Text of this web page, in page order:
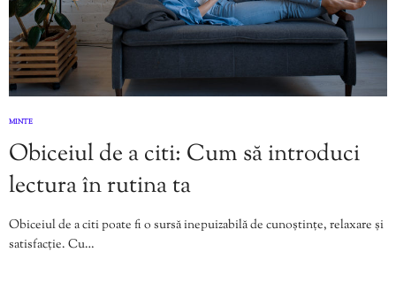
MINTE
Obiceiul de a citi: Cum să introduci
lectura în rutina ta
Obiceiul de a citi poate fi o sursă inepuizabilă de cunoștințe, relaxare și
satisfacție. Cu…